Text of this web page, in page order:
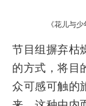
《花儿与
节目组摒弃枯
的方式，将目
众可感可触的